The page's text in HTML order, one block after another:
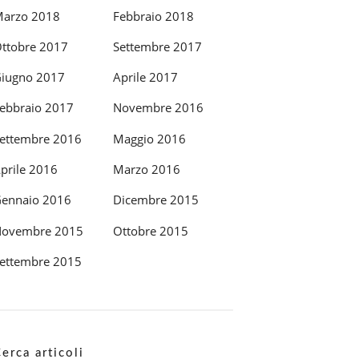
2018
Febbraio 2018
2017
Settembre 2017
2017
Aprile 2017
2017
Novembre 2016
2016
Maggio 2016
2016
Marzo 2016
2016
Dicembre 2015
2015
Ottobre 2015
2015
articoli